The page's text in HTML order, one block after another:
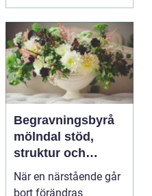
Begravningsbyrå
mölndal stöd,
struktur och
omsorg när livet
förändras
När en närstående går
bort förändras